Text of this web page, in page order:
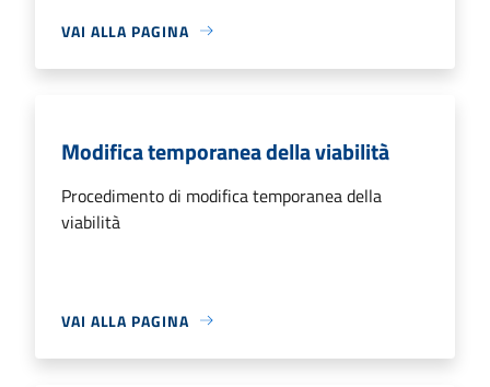
VAI ALLA PAGINA
Modifica temporanea della viabilità
Procedimento di modifica temporanea della
viabilità
VAI ALLA PAGINA